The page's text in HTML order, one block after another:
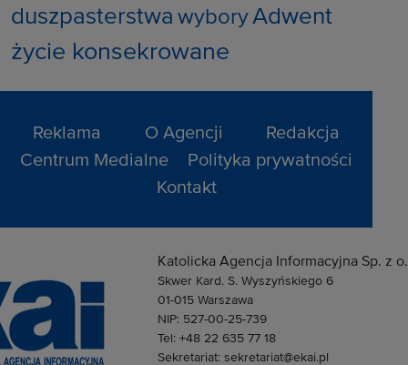
duszpasterstwa wyboryAdwent
życie konsekrowane
Reklama O Agencji
Redakcja
Centrum Medialne
Polityka prywatności
Kontakt
Katolicka Agencja Informacyjna Sp. z
Skwer Kard. S. Wyszyńskiego 6
01-015 Warszawa
NIP: 527-00-25-739
Tel: +48 22 635 77 18
Sekretariat: sekretariat@ekai.pl